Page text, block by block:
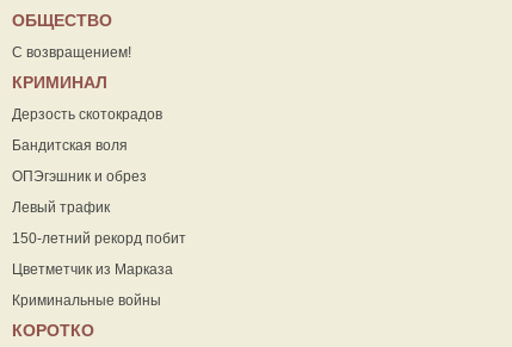
ОБЩЕСТВО
С возвращением!
КРИМИНАЛ
Дерзость скотокрадов
Бандитская воля
ОПЭгэшник и обрез
Левый трафик
150-летний рекорд побит
Цветметчик из Марказа
Криминальные войны
КОРОТКО